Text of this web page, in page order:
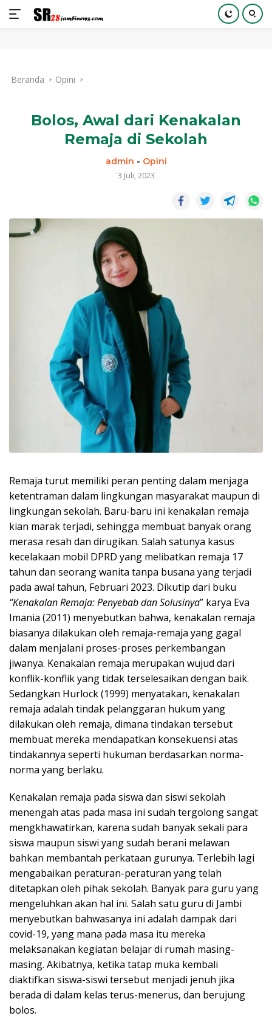
kontenBeranda Opini
Bolos, Awal dari Kenakalan
Remaja di Sekolah
admin - Opini
3 Juli, 2023
Remaja turut memiliki peran penting dalam menjaga
ketentraman dalam lingkungan masyarakat maupun di
lingkungan sekolah. Baru-baru ini kenakalan remaja
kian marak terjadi, sehingga membuat banyak orang
merasa resah dan dirugikan. Salah satunya kasus
kecelakaan mobil DPRD yang melibatkan remaja 17
tahun dan seorang wanita tanpa busana yang terjadi
pada awal tahun, Februari 2023. Dikutip dari buku
“Kenakalan Remaja: Penyebab dan Solusinya” karya Eva
Imania (2011) menyebutkan bahwa, kenakalan remaja
biasanya dilakukan oleh remaja-remaja yang gagal
dalam menjalani proses-proses perkembangan
jiwanya. Kenakalan remaja merupakan wujud dari
konflik-konflik yang tidak terselesaikan dengan baik.
Sedangkan Hurlock (1999) menyatakan, kenakalan
remaja adalah tindak pelanggaran hukum yang
dilakukan oleh remaja, dimana tindakan tersebut
membuat mereka mendapatkan konsekuensi atas
tindakannya seperti hukuman berdasarkan norma-
norma yang berlaku.
Kenakalan remaja pada siswa dan siswi sekolah
menengah atas pada masa ini sudah tergolong sangat
mengkhawatirkan, karena sudah banyak sekali para
siswa maupun siswi yang sudah berani melawan
bahkan membantah perkataan gurunya. Terlebih lagi
mengabaikan peraturan-peraturan yang telah
ditetapkan oleh pihak sekolah. Banyak para guru yang
mengeluhkan akan hal ini. Salah satu guru di Jambi
menyebutkan bahwasanya ini adalah dampak dari
covid-19, yang mana pada masa itu mereka
melaksanakan kegiatan belajar di rumah masing-
masing. Akibatnya, ketika tatap muka kembali
diaktifkan siswa-siswi tersebut menjadi jenuh jika
berada di dalam kelas terus-menerus, dan berujung
bolos.